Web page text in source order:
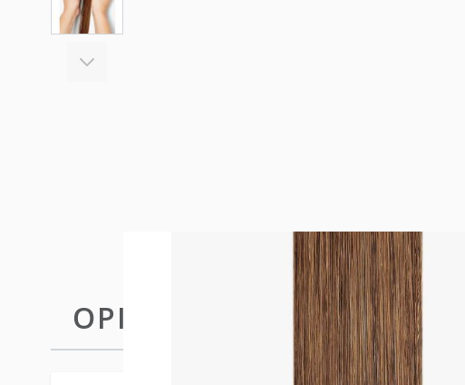
OPIS PLUS TAPE-IN EXTENSIONS 40CM - 7